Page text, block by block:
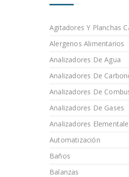
Agitadores Y Planchas
Alergenos Alimentarios
Analizadores De Agua
Analizadores De
Analizadores De
Analizadores De Gases
Analizadores
Automatización
Baños
Balanzas